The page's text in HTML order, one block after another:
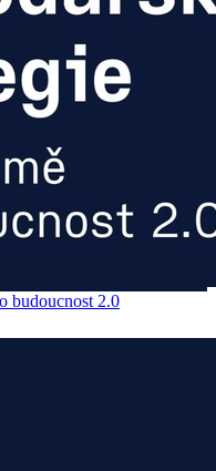
budoucnost 2.0